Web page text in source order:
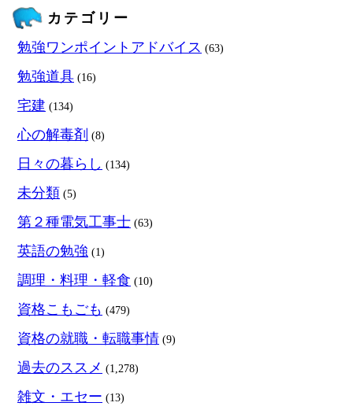
カテゴリー
勉強ワンポイントアドバイス (63)
勉強道具 (16)
宅建 (134)
心の解毒剤 (8)
日々の暮らし (134)
未分類 (5)
第２種電気工事士 (63)
英語の勉強 (1)
調理・料理・軽食 (10)
資格こもごも (479)
資格の就職・転職事情 (9)
過去のススメ (1,278)
雑文・エセー (13)